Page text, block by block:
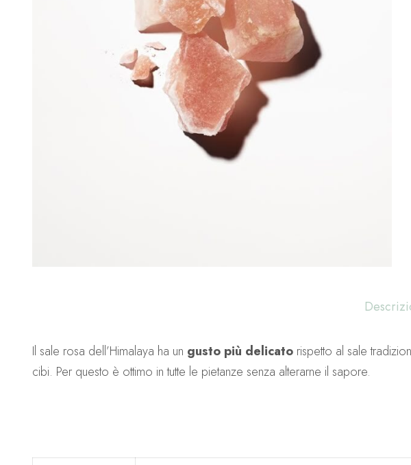
Il sale rosa dell’Himalaya ha un gusto più delicato rispetto al sale
cibi. Per questo è ottimo in tutte le pietanze senza alterarne il sapore.